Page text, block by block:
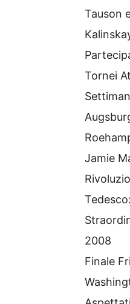
Tauson
Tornei
Jamie
2008
Finale